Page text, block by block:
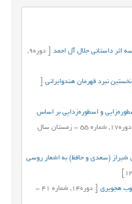
اثر داستانی جلال آل احمد [ دوره 9,
نبرد قهرمان هندوایرانی [
و اسطوره‌زدایی بر اساس
دوره 17, شماره 55
-زمستان سال
شیراز (سعدی و حافظ) به اشعار روسی
هجويري [ دوره 14, شماره 41
-